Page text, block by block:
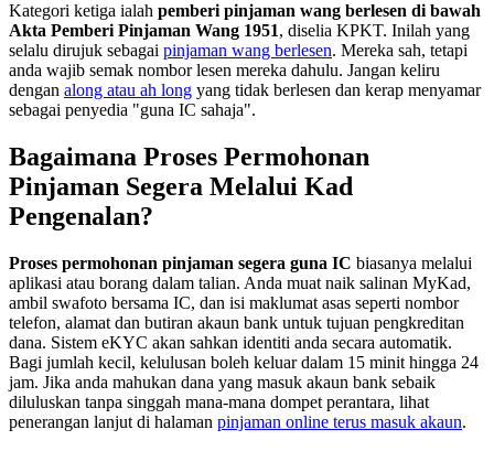
Kategori ketiga ialah pemberi pinjaman wang berlesen di bawah
Akta Pemberi Pinjaman Wang 1951, diselia KPKT. Inilah yang
selalu dirujuk sebagai pinjaman wang berlesen. Mereka sah, tetapi
anda wajib semak nombor lesen mereka dahulu. Jangan keliru
dengan along atau ah long yang tidak berlesen dan kerap menyamar
sebagai penyedia "guna IC sahaja".
Bagaimana Proses Permohonan
Pinjaman Segera Melalui Kad
Pengenalan?
Proses permohonan pinjaman segera guna IC biasanya melalui
aplikasi atau borang dalam talian. Anda muat naik salinan MyKad,
ambil swafoto bersama IC, dan isi maklumat asas seperti nombor
telefon, alamat dan butiran akaun bank untuk tujuan pengkreditan
dana. Sistem eKYC akan sahkan identiti anda secara automatik.
Bagi jumlah kecil, kelulusan boleh keluar dalam 15 minit hingga 24
jam. Jika anda mahukan dana yang masuk akaun bank sebaik
diluluskan tanpa singgah mana-mana dompet perantara, lihat
penerangan lanjut di halaman pinjaman online terus masuk akaun.